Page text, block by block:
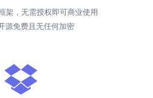
架，无需授权即可商业使用
源免费且无任何加密